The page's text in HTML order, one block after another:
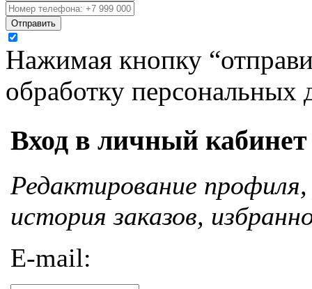
Отправить
Нажимая кнопку
обработку персональных
Вход в личный кабинет
Редактирование
история заказов,
E-mail: